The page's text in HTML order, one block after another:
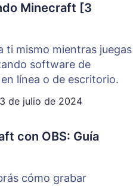
Minecraft [3
ti mismo mientras juegas
software de
línea o de escritorio.
de julio de 2024
con OBS: Guía
cómo grabar